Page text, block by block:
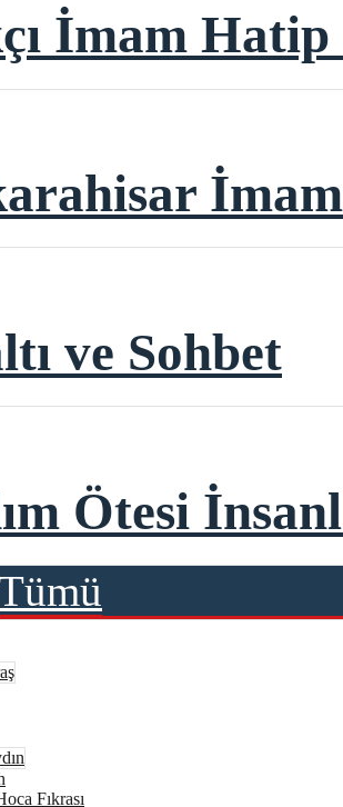
İmam
ve Sohbet
Ötesi
Fıkrası